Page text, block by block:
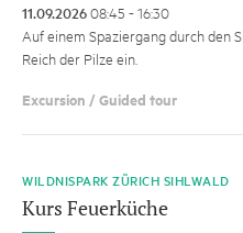
11.09.202608:45 - 16:30
Auf einem Spaziergang durch den
Reich der Pilze ein.
Excursion / Guided tour
WILDNISPARK ZÜRICH SIHLWALD
Kurs Feuerküche